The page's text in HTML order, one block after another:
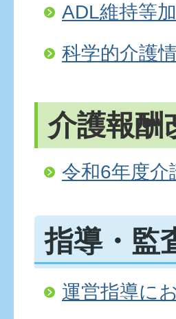
ADL維持等
科学的介護
介護報酬
令和6年度介
指導・監
運営指導に